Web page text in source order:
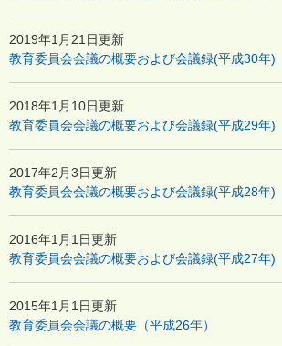
2019年1月21日更新
教育委員会会議の概要および会議録(平成30年)
2018年1月10日更新
教育委員会会議の概要および会議録(平成29年)
2017年2月3日更新
教育委員会会議の概要および会議録(平成28年)
2016年1月1日更新
教育委員会会議の概要および会議録(平成27年)
2015年1月1日更新
教育委員会会議の概要（平成26年）